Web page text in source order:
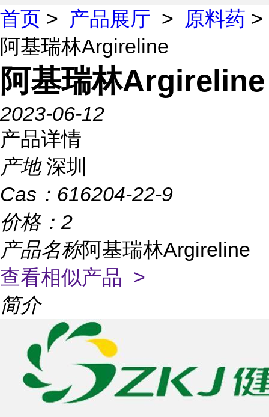
首页 > 产品展厅 > 原料药 >
阿基瑞林Argireline
阿基瑞林Argireline
2023-06-12
产品详情
产地 深圳
Cas： 616204-22-9
价格： 2
产品名称阿基瑞林Argireline
查看相似产品 >
简介